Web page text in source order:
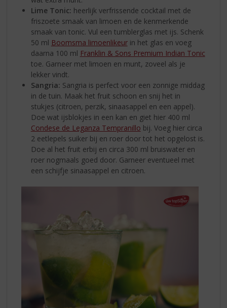
Lime Tonic: heerlijk verfrissende cocktail met de
friszoete smaak van limoen en de kenmerkende
smaak van tonic. Vul een tumblerglas met ijs. Schenk
50 ml Boomsma limoenlikeurin het glas en voeg
daarna 100 ml Franklin & Sons Premium Indian Tonic
toe. Garneer met limoen en munt, zoveel als je
lekker vindt.
Sangria: Sangria is perfect voor een zonnige middag
in de tuin. Maak het fruit schoon en snij het in
stukjes (citroen, perzik, sinaasappel en een appel).
Doe wat ijsblokjes in een kan en giet hier 400 ml
Condese de Leganza Tempranillo bij. Voeg hier circa
2 eetlepels suiker bij en roer door tot het opgelost is.
Doe al het fruit erbij en circa 300 ml bruiswater en
roer nogmaals goed door. Garneer eventueel met
een schijfje sinaasappel en citroen.